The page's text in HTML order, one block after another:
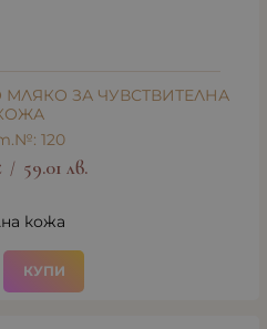
ЗА ЧУВСТВИТЕЛНА
120
/ 59.01 лв.
кожа
КУПИ